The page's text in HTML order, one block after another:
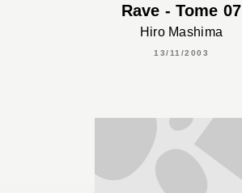
Rave - Tome 07
Hiro Mashima
13/11/2003